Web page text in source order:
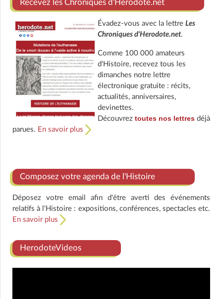
Recevez les Chroniques d'Herodote.net
Évadez-vous avec la lettre Les
Chroniques d'Herodote.net.
Comme 100 000 amateurs
d'Histoire, recevez tous les
dimanches notre lettre
électronique gratuite : récits,
actualités, anniversaires,
devinettes.
Découvrez toutes nos lettresdéjà
parues. En savoir plus
Composez votre agenda de l'Histoire
Déposez votre email afin d'être averti des événements
relatifs à l'Histoire : expositions, conférences, spectacles etc.
En savoir plus
HerodoteVideos